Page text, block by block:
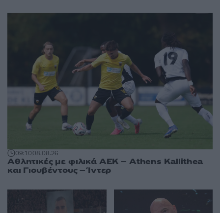
09:1008.08.26
Αθλητικές με φιλικά ΑΕΚ – Athens Kallithea
και Γιουβέντους – Ίντερ